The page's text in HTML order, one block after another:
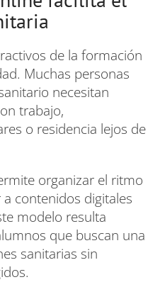
de la formación
Muchas personas
necesitan
trabajo,
o residencia lejos de
organizar el ritmo
contenidos digitales
modelo resulta
que buscan una
sanitarias sin